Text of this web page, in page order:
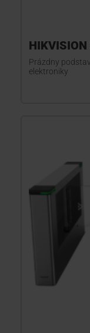
Prázdny
elektroniky